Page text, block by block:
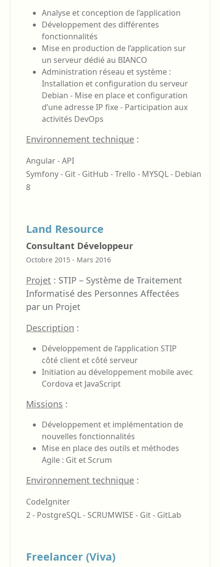
Analyse et conception de l’application
Développement des différentes
fonctionnalités
Mise en production de l’application sur
un serveur dédié au BIANCO
Administration réseau et système :
Installation et configuration du serveur
Debian - Mise en place et configuration
d’une adresse IP fixe - Participation aux
activités DevOps
Environnement technique :
Angular - API
Symfony - Git - GitHub - Trello - MYSQL - Debian
8
Land Resource
Consultant Développeur
Octobre 2015 - Mars 2016
Projet : STIP – Système de Traitement
Informatisé des Personnes Affectées
par un Projet
Description :
Développement de l’application STIP
côté client et côté serveur
Initiation au développement mobile avec
Cordova et JavaScript
Missions :
Développement et implémentation de
nouvelles fonctionnalités
Mise en place des outils et méthodes
Agile : Git et Scrum
Environnement technique :
CodeIgniter
2 - PostgreSQL - SCRUMWISE - Git - GitLab
Freelancer (Viva)